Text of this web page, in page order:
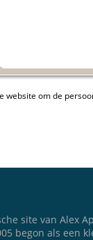
website om de
site van Alex
begon als een